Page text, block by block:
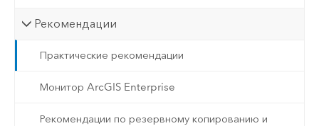
Рекомендации
Практические рекомендации
Монитор ArcGIS Enterprise
Рекомендации по резервному копированию и